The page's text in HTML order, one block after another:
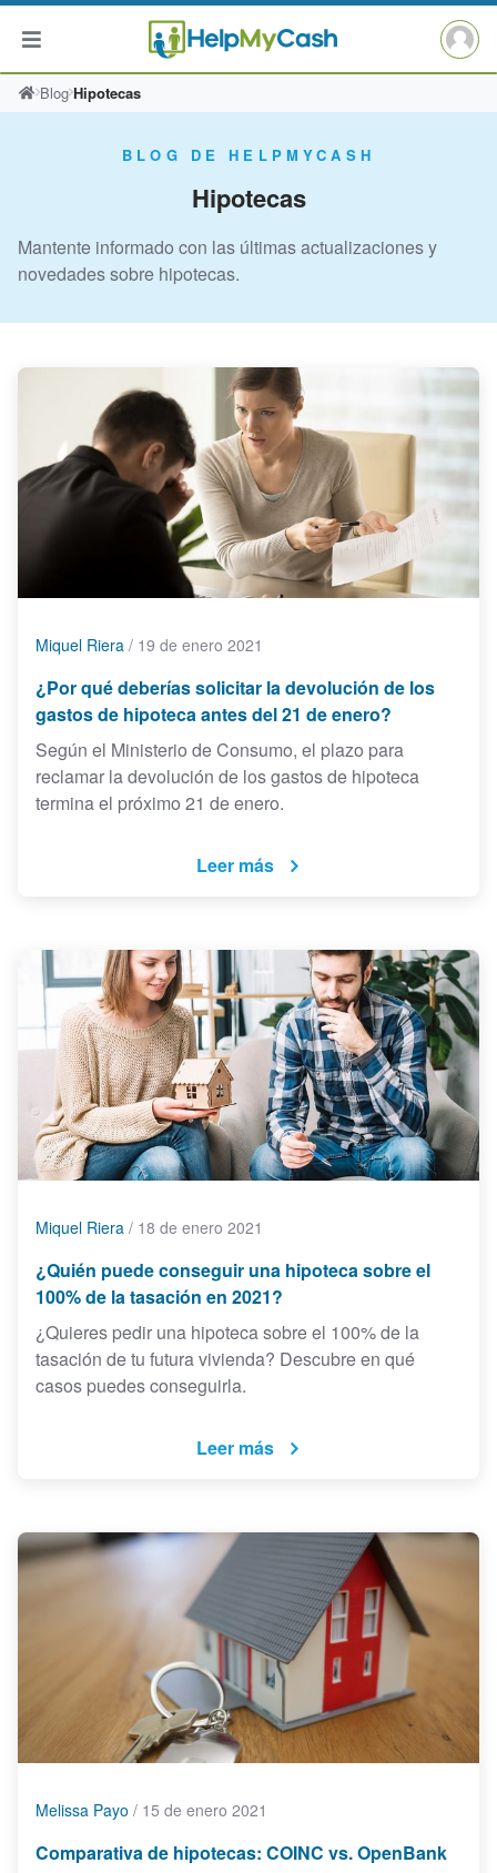
Saltar
al
Blog Hipotecas
BLOG DE HELPMYCASH
Hipotecas
Mantente informado con las últimas actualizaciones y
novedades sobre hipotecas.
Miquel Riera / 19 de enero 2021
¿Por qué deberías solicitar la devolución de los
gastos de hipoteca antes del 21 de enero?
Según el Ministerio de Consumo, el plazo para
reclamar la devolución de los gastos de hipoteca
termina el próximo 21 de enero.
Leer más
Miquel Riera / 18 de enero 2021
¿Quién puede conseguir una hipoteca sobre el
100% de la tasación en 2021?
¿Quieres pedir una hipoteca sobre el 100% de la
tasación de tu futura vivienda? Descubre en qué
casos puedes conseguirla.
Leer más
Melissa Payo / 15 de enero 2021
Comparativa de hipotecas: COINC vs. OpenBank